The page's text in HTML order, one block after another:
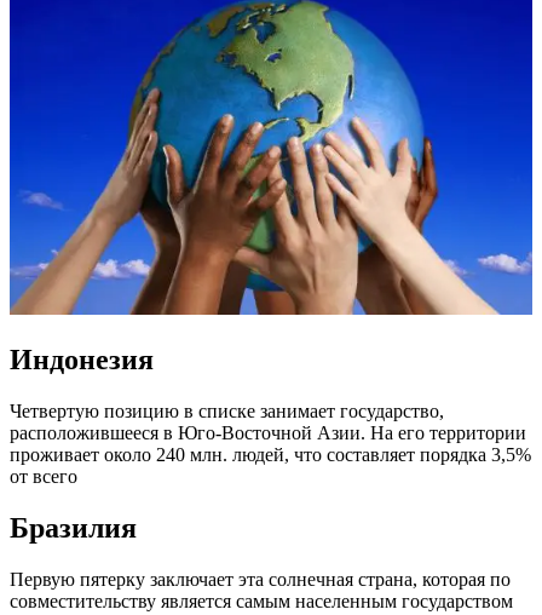
Индонезия
Четвертую позицию в списке занимает государство,
расположившееся в Юго-Восточной Азии. На его территории
проживает около 240 млн. людей, что составляет порядка 3,5%
от всего
Бразилия
Первую пятерку заключает эта солнечная страна, которая по
совместительству является самым населенным государством